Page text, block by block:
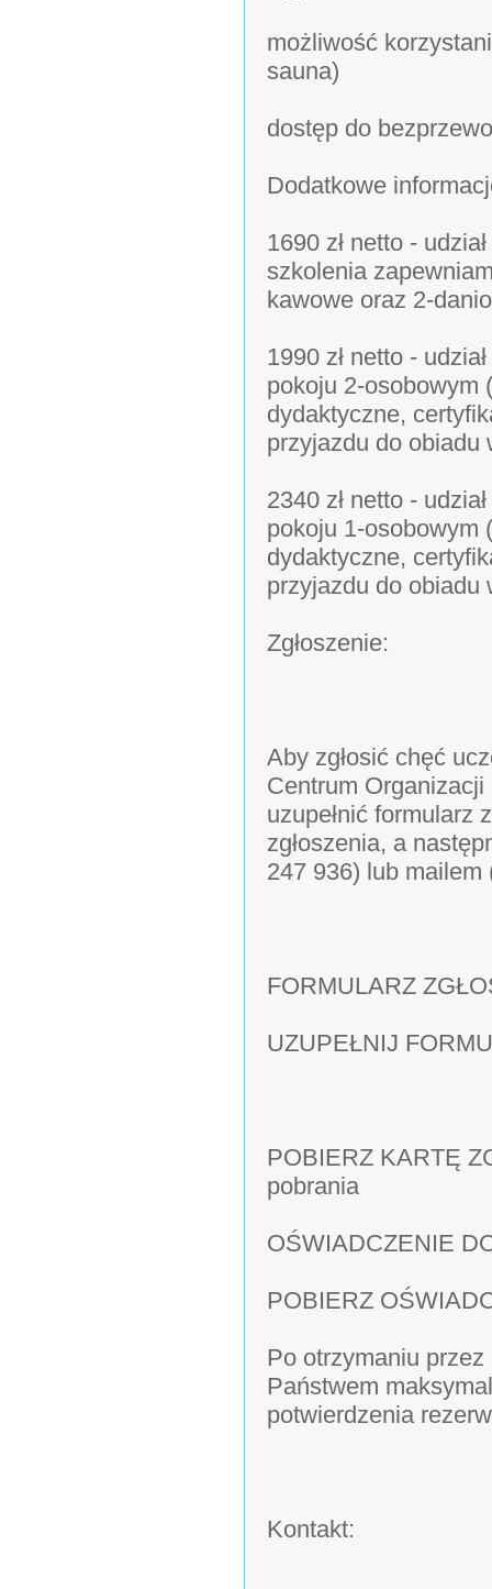
możliwość
sauna)
dostęp do
Dodatkowe
1690 zł netto -
szkolenia
kawowe oraz 2-
1990 zł netto -
pokoju 2-osobowym
dydaktyczne,
przyjazdu do obiadu
2340 zł netto -
pokoju 1-osobowym
dydaktyczne,
przyjazdu do obiadu
Zgłoszenie:
Aby zgłosić chęć
Centrum
uzupełnić formularz
zgłoszenia, a
247 936) lub
FORMULARZ
UZUPEŁNIJ
POBIERZ KARTĘ
pobrania
OŚWIADCZENIE
POBIERZ
Po otrzymaniu
Państwem
potwierdzenia
Kontakt: